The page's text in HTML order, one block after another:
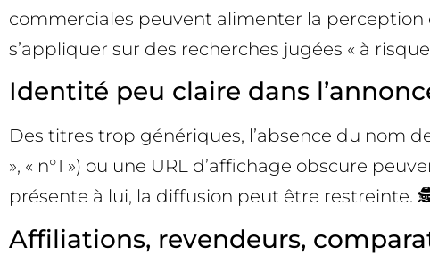
commerciales peuvent alimenter la
s’appliquer sur des recherches jugées « à
Identité peu claire dans
Des titres trop génériques, l’absence du nom
», « n°1 ») ou une URL d’affichage obscure
présente à lui, la diffusion peut être restreinte.
Affiliations, revendeurs,